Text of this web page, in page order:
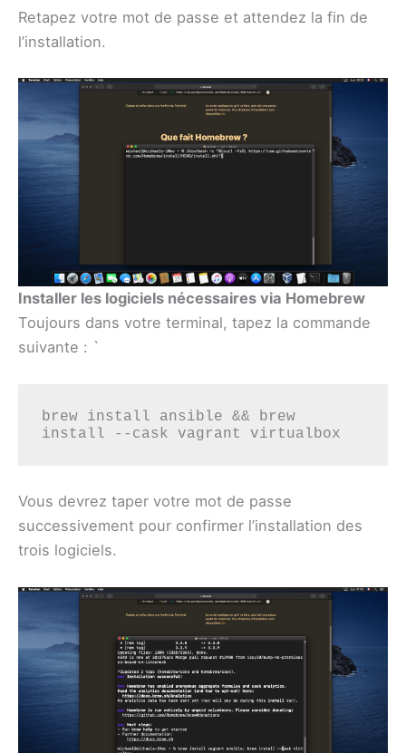
Retapez votre mot de passe et attendez la fin de
l’installation.
Installer les logiciels nécessaires via Homebrew
Toujours dans votre terminal, tapez la commande
suivante : `
brew install ansible && brew
install --cask vagrant virtualbox
Vous devrez taper votre mot de passe
successivement pour confirmer l’installation des
trois logiciels.